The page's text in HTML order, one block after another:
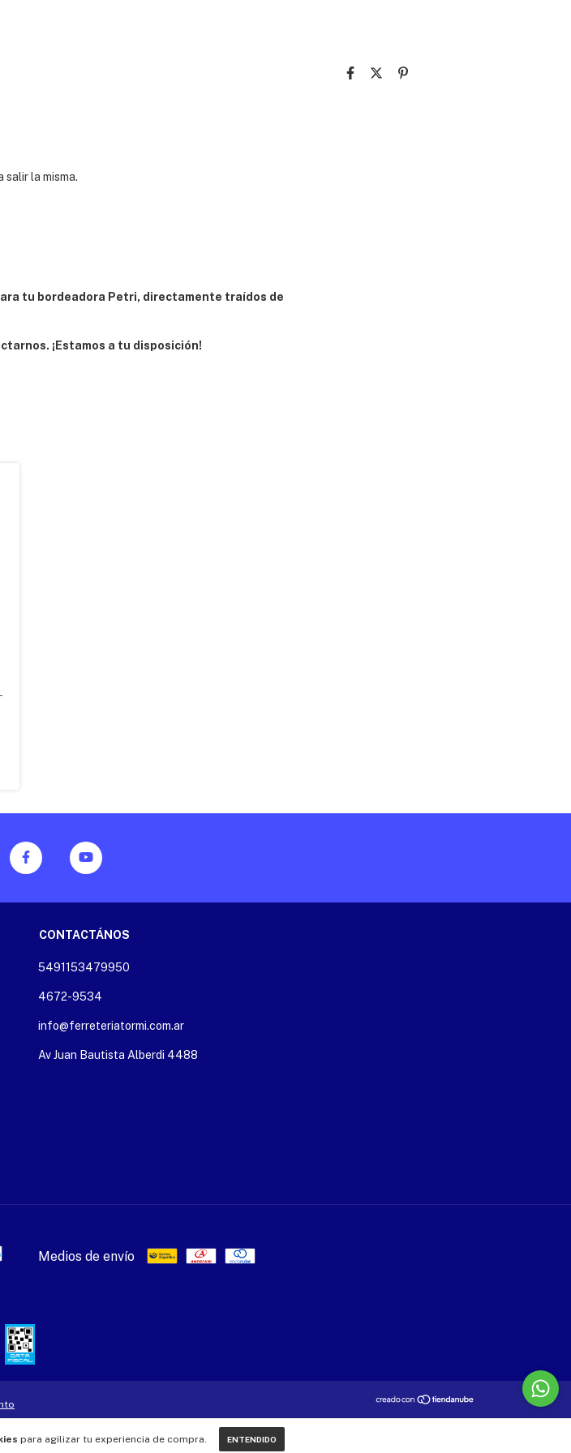
para agilizar tu experiencia de compra. ENTENDIDO
salir la misma.
tu bordeadora Petri, directamente traídos de
¡Estamos a tu disposición!
CONTACTÁNOS
5491153479950
4672-9534
info@ferreteriatormi.com.ar
Av Juan Bautista Alberdi 4488
Medios de envío